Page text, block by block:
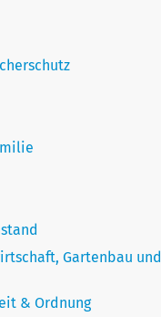
Gartenbau und
& Ordnung